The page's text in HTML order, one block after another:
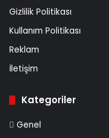
Gizlilik Politikası
Kullanım Politikası
Reklam
İletişim
Kategoriler
Genel